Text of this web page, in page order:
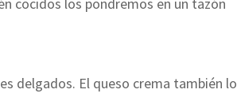
delgados. El queso crema también lo